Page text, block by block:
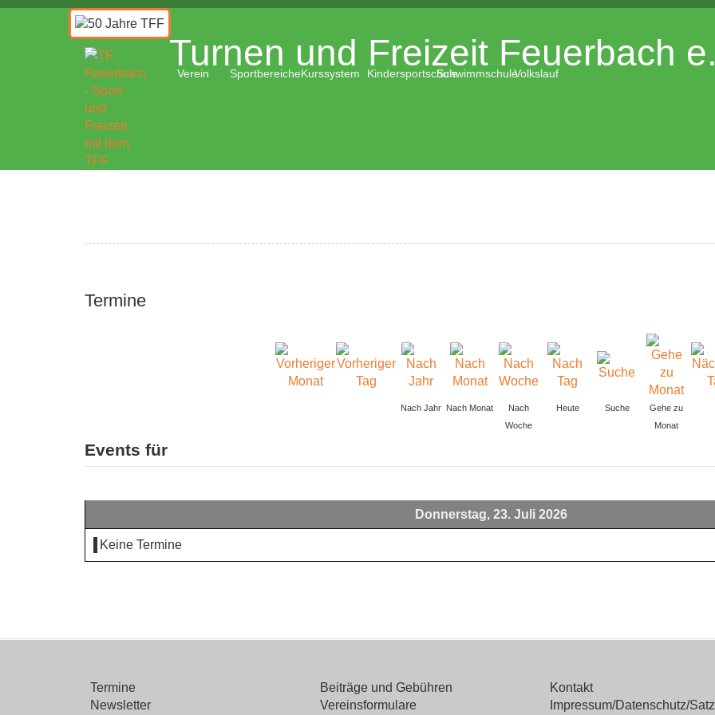
Turnen und Freizeit Feuerbach
Verein SportbereicheKurssystem KindersportschuleSchwimmschuleVolkslauf
Termine
Nach Jahr Nach Monat
Nach
Woche
Heute Suche
Gehe zu
Monat
Events für
Donnerstag, 23. Juli 2026
Keine Termine
Termine
Newsletter
Beiträge und Gebühren
Vereinsformulare
Kontakt
Impressum/Datenschutz/